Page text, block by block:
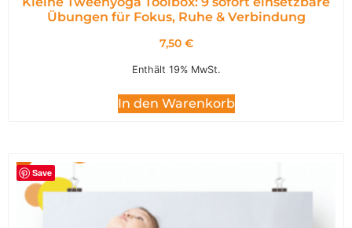
Übungen für Fokus, Ruhe & Verbindung
7,50 €
Enthält 19% MwSt.
In den Warenkorb
Save